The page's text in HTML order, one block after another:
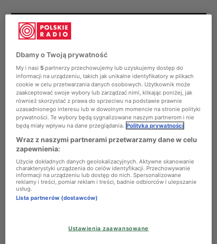
Dzieci
Chopin
Podcasty
Nominacje do ICMA Materiały prasowe
Nominowane wydawnictwa, opublikowane przez 117
wytwórni z Europy, Azji i Ameryki Północnej, wybrane
zostały spośród tysięcy nowych płyt przesłuchanych przez
jurorów. Grono sędziowskie stanowią reprezentanci 19
europejskich redakcji, od Anglii po Turcję. Polskie Radio
ICMA, pozostające jedyną nagrodą płytową w muzyce
Dbamy o Twoją prywatność
My i nasi 5 partnerzy przechowujemy lub uzyskujemy dostęp do
informacji na urządzeniu, takich jak unikalne identyfikatory w plikach
cookie w celu przetwarzania danych osobowych. Użytkownik może
zaakceptować swoje wybory lub zarządzać nimi, klikając poniżej, jak
również skorzystać z prawa do sprzeciwu na podstawie prawnie
uzasadnionego interesu lub w dowolnym momencie na stronie polityki
prywatności. Te wybory będą sygnalizowane naszym partnerom i nie
będą miały wpływu na dane przeglądania. Polityka prywatności
Wraz z naszymi partnerami przetwarzamy dane w celu
zapewnienia:
Użycie dokładnych danych geolokalizacyjnych. Aktywne skanowanie
charakterystyki urządzenia do celów identyfikacji. Przechowywanie
informacji na urządzeniu lub dostęp do nich. Spersonalizowane
reklamy i treści, pomiar reklam i treści, badnie odbiorców i ulepszanie
usług.
Lista partnerów (dostawców)
Ustawienia zaawansowane